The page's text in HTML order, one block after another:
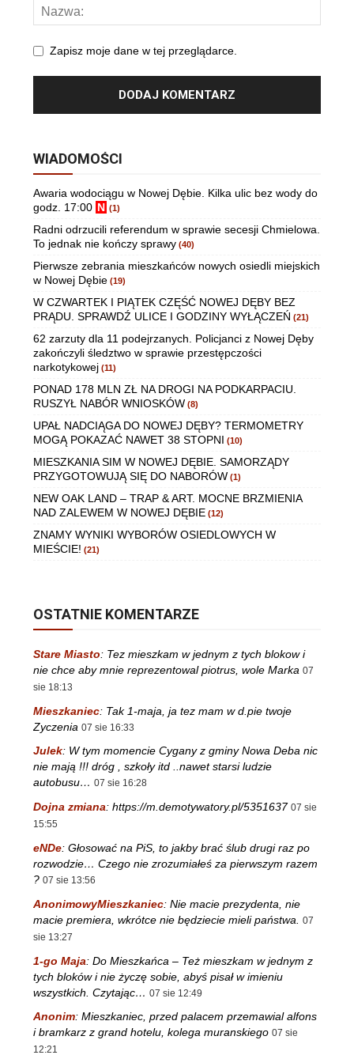
Zapisz moje dane w tej przeglądarce.
WIADOMOŚCI
Awaria wodociągu w Nowej Dębie. Kilka ulic bez wody do
godz. 17:00 N (1)
Radni odrzucili referendum w sprawie secesji Chmielowa.
To jednak nie kończy sprawy (40)
Pierwsze zebrania mieszkańców nowych osiedli miejskich
w Nowej Dębie (19)
W CZWARTEK I PIĄTEK CZĘŚĆ NOWEJ DĘBY BEZ
PRĄDU. SPRAWDŹ ULICE I GODZINY WYŁĄCZEŃ (21)
62 zarzuty dla 11 podejrzanych. Policjanci z Nowej Dęby
zakończyli śledztwo w sprawie przestępczości
narkotykowej (11)
PONAD 178 MLN ZŁ NA DROGI NA PODKARPACIU.
RUSZYŁ NABÓR WNIOSKÓW (8)
UPAŁ NADCIĄGA DO NOWEJ DĘBY? TERMOMETRY
MOGĄ POKAZAĆ NAWET 38 STOPNI (10)
MIESZKANIA SIM W NOWEJ DĘBIE. SAMORZĄDY
PRZYGOTOWUJĄ SIĘ DO NABORÓW (1)
NEW OAK LAND – TRAP & ART. MOCNE BRZMIENIA
NAD ZALEWEM W NOWEJ DĘBIE (12)
ZNAMY WYNIKI WYBORÓW OSIEDLOWYCH W
MIEŚCIE! (21)
OSTATNIE KOMENTARZE
Stare Miasto: Tez mieszkam w jednym z tych blokow i
nie chce aby mnie reprezentowal piotrus, wole Marka 07
sie 18:13
Mieszkaniec: Tak 1-maja, ja tez mam w d.pie twoje
Zyczenia 07 sie 16:33
Julek: W tym momencie Cygany z gminy Nowa Deba nic
nie mają !!! dróg , szkoły itd ..nawet starsi ludzie
autobusu… 07 sie 16:28
Dojna zmiana: https://m.demotywatory.pl/5351637 07 sie
15:55
eNDe: Głosować na PiS, to jakby brać ślub drugi raz po
rozwodzie… Czego nie zrozumiałeś za pierwszym razem
? 07 sie 13:56
AnonimowyMieszkaniec: Nie macie prezydenta, nie
macie premiera, wkrótce nie będziecie mieli państwa.
07
sie 13:27
1-go Maja: Do Mieszkańca – Też mieszkam w jednym z
tych bloków i nie życzę sobie, abyś pisał w imieniu
wszystkich. Czytając… 07 sie 12:49
Anonim: Mieszkaniec, przed palacem przemawial alfons
i bramkarz z grand hotelu, kolega muranskiego 07 sie
12:21